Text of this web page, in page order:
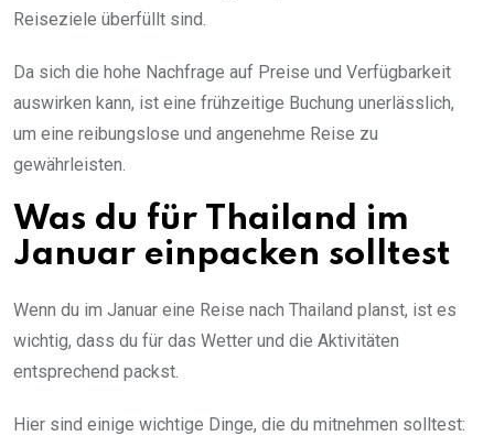
Reiseziele überfüllt sind.
Da sich die hohe Nachfrage auf Preise und Verfügbarkeit
auswirken kann, ist eine frühzeitige Buchung unerlässlich,
um eine reibungslose und angenehme Reise zu
gewährleisten.
Was du für Thailand im
Januar einpacken solltest
Wenn du im Januar eine Reise nach Thailand planst, ist es
wichtig, dass du für das Wetter und die Aktivitäten
entsprechend packst.
Hier sind einige wichtige Dinge, die du mitnehmen solltest: